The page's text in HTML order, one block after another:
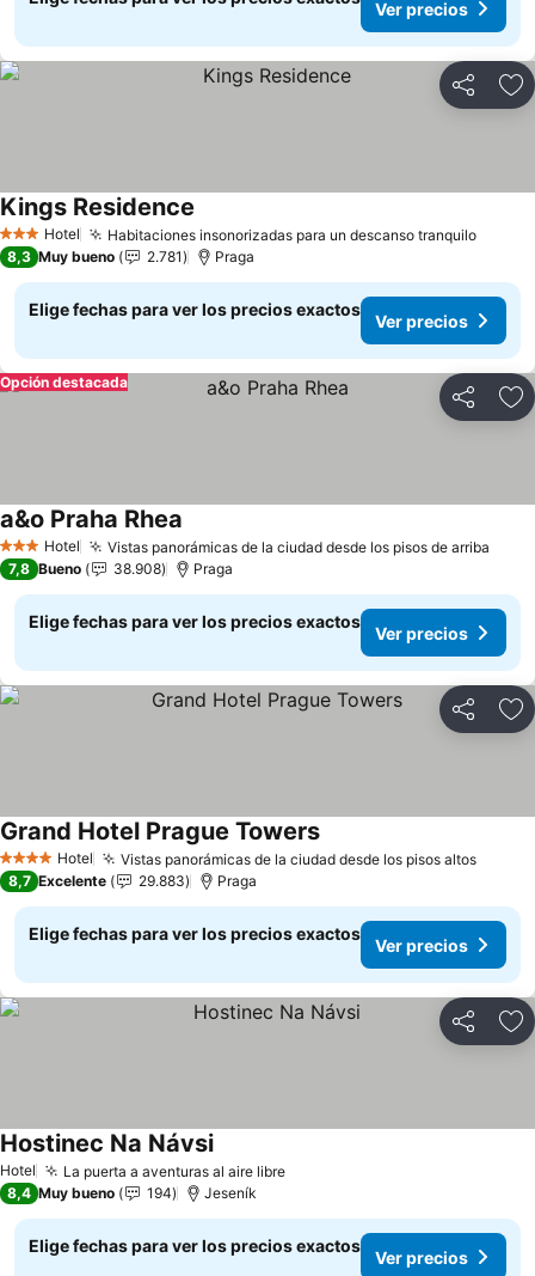
Ver precios
Compartir
3 Estrellas
Hotel Habitaciones insonorizadas para un descanso tranquilo
Kings Residence
8,3 Muy bueno 2.781 Praga
Elige fechas para ver los precios exactos
Ver precios
Compartir
Opción destacada
3 Estrellas
Hotel Vistas panorámicas de la ciudad desde los pisos de arriba
a&o Praha Rhea
7,8 Bueno 38.908 Praga
Elige fechas para ver los precios exactos
Ver precios
Compartir
4 EstrellasHotel Vistas panorámicas de la ciudad desde los pisos altos
Grand Hotel Prague Towers
8,7 Excelente 29.883 Praga
Elige fechas para ver los precios exactos
Ver precios
Compartir
Hotel La puerta a aventuras al aire libre
Hostinec Na Návsi
8,4 Muy bueno 194 Jeseník
Elige fechas para ver los precios exactos
Ver precios